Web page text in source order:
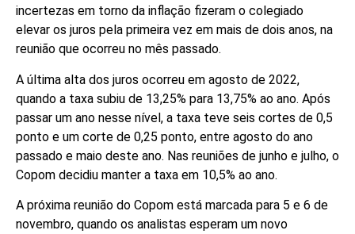
incertezas em torno da inflação fizeram o colegiado
elevar os juros pela primeira vez em mais de dois anos, na
reunião que ocorreu no mês passado.
A última alta dos juros ocorreu em agosto de 2022,
quando a taxa subiu de 13,25% para 13,75% ao ano. Após
passar um ano nesse nível, a taxa teve seis cortes de 0,5
ponto e um corte de 0,25 ponto, entre agosto do ano
passado e maio deste ano. Nas reuniões de junho e julho, o
Copom decidiu manter a taxa em 10,5% ao ano.
A próxima reunião do Copom está marcada para 5 e 6 de
novembro, quando os analistas esperam um novo